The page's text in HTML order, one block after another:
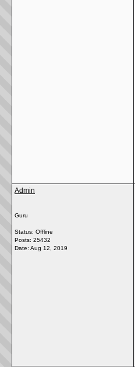
Admin
Guru
Status: Offline
Posts: 25432
Date: Aug 12, 2019